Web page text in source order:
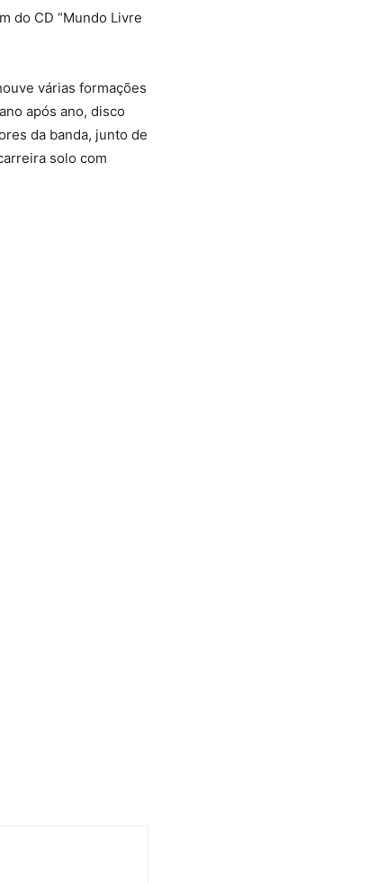
do CD “Mundo Livre
várias formações
após ano, disco
da banda, junto de
solo com